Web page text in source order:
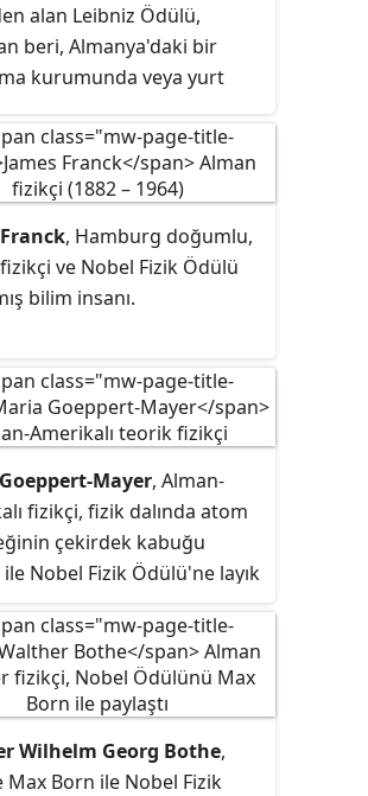
alan Leibniz Ödülü,
beri, Almanya'daki bir
kurumunda veya yurt
çalışan bireylere veya
gruplarına yılda en fazla
verilmektedir. Almanya'daki
araştırma ödülü olarak
Ödül ilk defa Alman
Topluluğu başkanı Eugen
, Hamburg doğumlu,
ve Nobel Fizik Ödülü
bilim insanı.
Mayer, Alman-
fizikçi, fizik dalında atom
çekirdek kabuğu
Nobel Fizik Ödülü'ne layık
layık görülen ikinci
Wilhelm Georg Bothe,
Max Born ile Nobel Fizik